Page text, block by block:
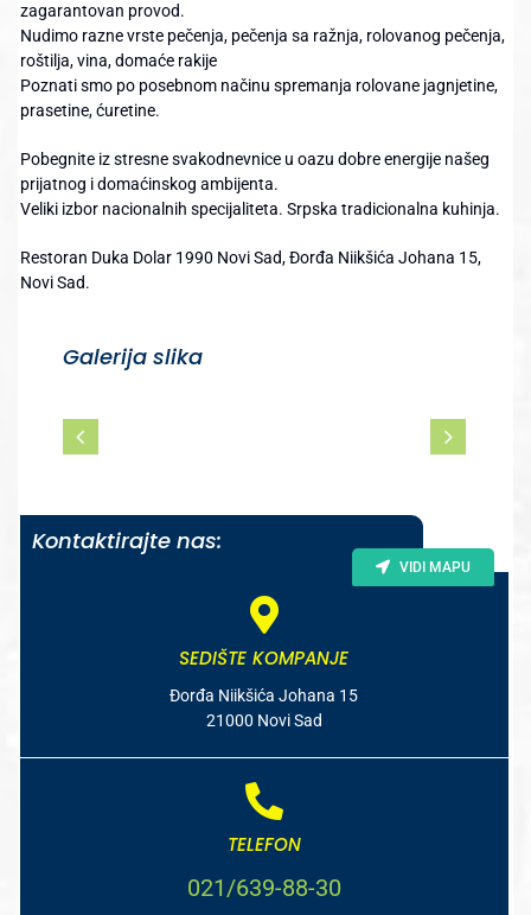
zagarantovan provod.
Nudimo razne vrste pečenja, pečenja sa ražnja, rolovanog pečenja,
roštilja, vina, domaće rakije
Poznati smo po posebnom načinu spremanja rolovane jagnjetine,
prasetine, ćuretine.
Pobegnite iz stresne svakodnevnice u oazu dobre energije našeg
prijatnog i domaćinskog ambijenta.
Veliki izbor nacionalnih specijaliteta. Srpska tradicionalna kuhinja.
Restoran Duka Dolar 1990 Novi Sad, Đorđa Niikšića Johana 15,
Novi Sad.
Galerija slika
Kontaktirajte nas:
SEDIŠTE KOMPANJE
Đorđa Niikšića Johana 15
21000 Novi Sad
VIDI MAPU
TELEFON
021/639-88-30